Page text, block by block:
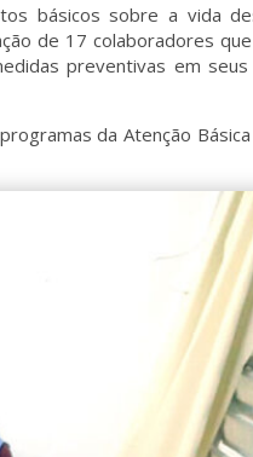
básicos sobre a vida
de 17 colaboradores
preventivas em
da Atenção